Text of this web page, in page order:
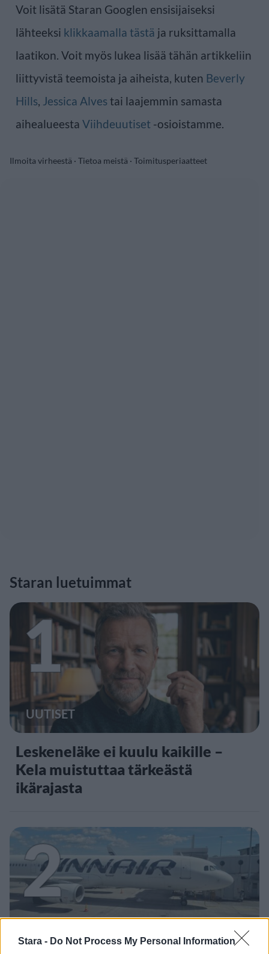
Stara - Do Not Process My Personal Information
Voit lisätä Staran Googlen ensisijaiseksi
lähteeksi klikkaamalla tästä ja ruksittamalla
laatikon. Voit myös lukea lisää tähän artikkeliin
liittyvistä teemoista ja aiheista, kuten Beverly
Hills, Jessica Alves tai laajemmin samasta
aihealueesta Viihdeuutiset -osioistamme.
Ilmoita virheestä · Tietoa meistä · Toimitusperiaatteet
Staran luetuimmat
1
UUTISET
Leskeneläke ei kuulu kaikille –
Kela muistuttaa tärkeästä
ikärajasta
2
MATKAILU